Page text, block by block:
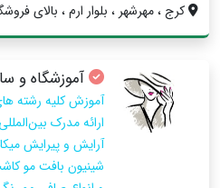
کرج ، مهرشهر ، بلوار ارم ، بالای
آموزشگاه و
آموزش کلیه رشته
ارائه مدرک
آرایش و پیرایش
شینیون بافت مو